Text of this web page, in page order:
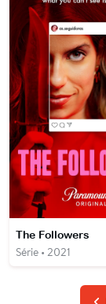
The Followers
Série • 2021